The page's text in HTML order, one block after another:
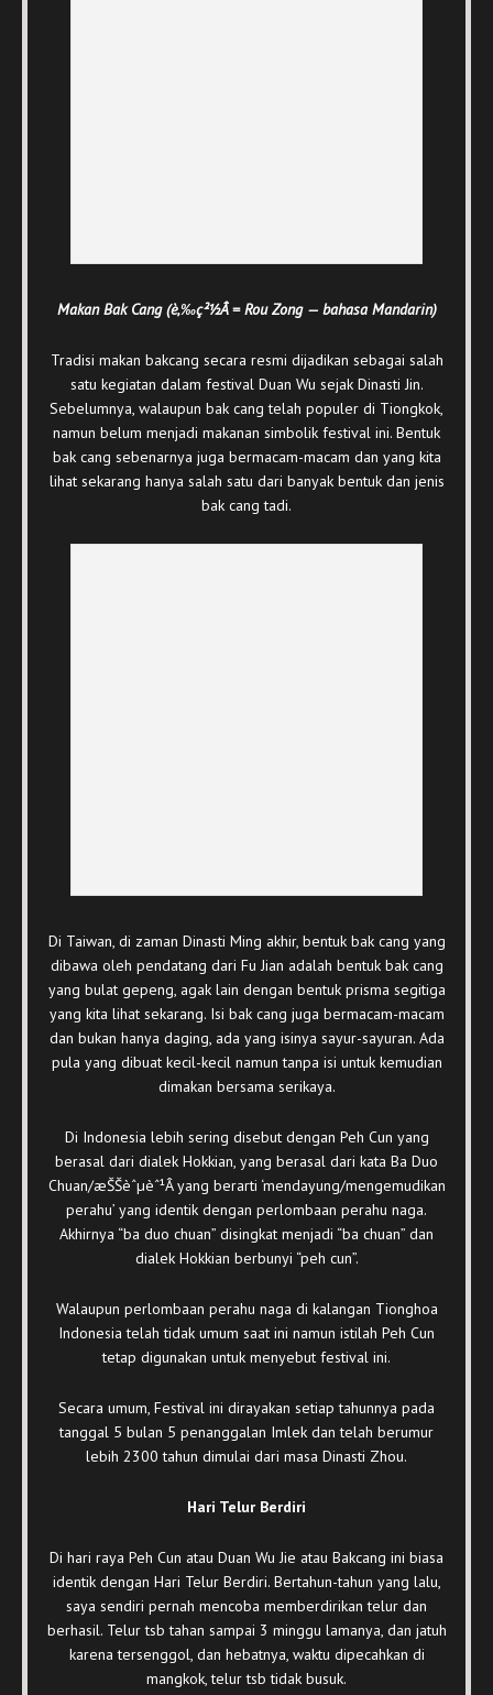
Makan Bak Cang (è‚‰ç²½Â = Rou Zong — bahasa Mandarin)
Tradisi makan bakcang secara resmi dijadikan sebagai salah
satu kegiatan dalam festival Duan Wu sejak Dinasti Jin.
Sebelumnya, walaupun bak cang telah populer di Tiongkok,
namun belum menjadi makanan simbolik festival ini. Bentuk
bak cang sebenarnya juga bermacam-macam dan yang kita
lihat sekarang hanya salah satu dari banyak bentuk dan jenis
bak cang tadi.
Di Taiwan, di zaman Dinasti Ming akhir, bentuk bak cang yang
dibawa oleh pendatang dari Fu Jian adalah bentuk bak cang
yang bulat gepeng, agak lain dengan bentuk prisma segitiga
yang kita lihat sekarang. Isi bak cang juga bermacam-macam
dan bukan hanya daging, ada yang isinya sayur-sayuran. Ada
pula yang dibuat kecil-kecil namun tanpa isi untuk kemudian
dimakan bersama serikaya.
Di Indonesia lebih sering disebut dengan Peh Cun yang
berasal dari dialek Hokkian, yang berasal dari kata Ba Duo
Chuan/æŠŠèˆµèˆ¹Â yang berarti ‘mendayung/mengemudikan
perahu’ yang identik dengan perlombaan perahu naga.
Akhirnya “ba duo chuan” disingkat menjadi “ba chuan” dan
dialek Hokkian berbunyi “peh cun”.
Walaupun perlombaan perahu naga di kalangan Tionghoa
Indonesia telah tidak umum saat ini namun istilah Peh Cun
tetap digunakan untuk menyebut festival ini.
Secara umum, Festival ini dirayakan setiap tahunnya pada
tanggal 5 bulan 5 penanggalan Imlek dan telah berumur
lebih 2300 tahun dimulai dari masa Dinasti Zhou.
Hari Telur Berdiri
Di hari raya Peh Cun atau Duan Wu Jie atau Bakcang ini biasa
identik dengan Hari Telur Berdiri. Bertahun-tahun yang lalu,
saya sendiri pernah mencoba memberdirikan telur dan
berhasil. Telur tsb tahan sampai 3 minggu lamanya, dan jatuh
karena tersenggol, dan hebatnya, waktu dipecahkan di
mangkok, telur tsb tidak busuk.